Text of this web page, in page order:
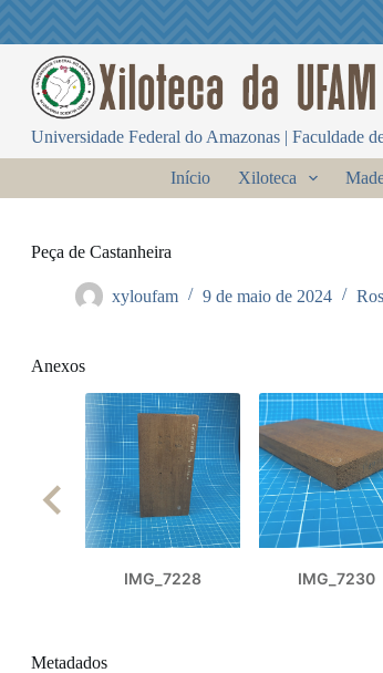
Universidade Federal do Amazonas | Faculdade
Início Xiloteca
Peça de Castanheira
xyloufam 9 de maio de 2024
Anexos
IMG_7228 IMG_7230
Metadados